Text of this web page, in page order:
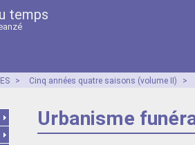
temps
> Cinq années quatre saisons (volume II) >
Urbanisme